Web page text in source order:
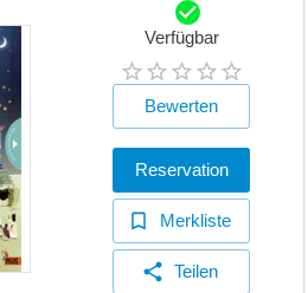
Verfügbar
Bewerten
Reservation
Merkliste
Teilen